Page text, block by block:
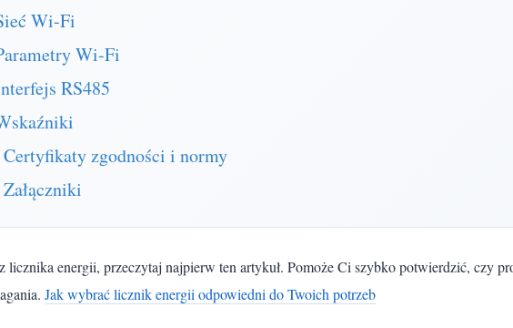
Wi-Fi
Wi-Fi
RS485
Certyfikaty zgodności i normy
Załączniki
licznika energii, przeczytaj najpierw ten artykuł. Pomoże Ci szybko potwierdzić, czy
Jak wybrać licznik energii odpowiedni do Twoich potrzeb